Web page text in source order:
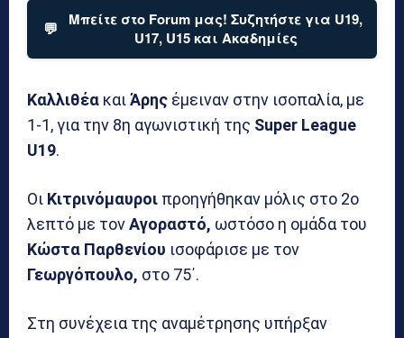
💬
Μπείτε στο Forum μας! Συζητήστε για U19,
U17, U15 και Ακαδημίες
Καλλιθέα καιΆρης έμειναν στην ισοπαλία, με
1-1, για την 8η αγωνιστική της Super League
U19.
Οι Κιτρινόμαυροι προηγήθηκαν μόλις στο 2ο
λεπτό με τονΑγοραστό, ωστόσο η ομάδα του
Κώστα Παρθενίου ισοφάρισε με τον
Γεωργόπουλο, στο 75΄.
Στη συνέχεια της αναμέτρησης υπήρξαν